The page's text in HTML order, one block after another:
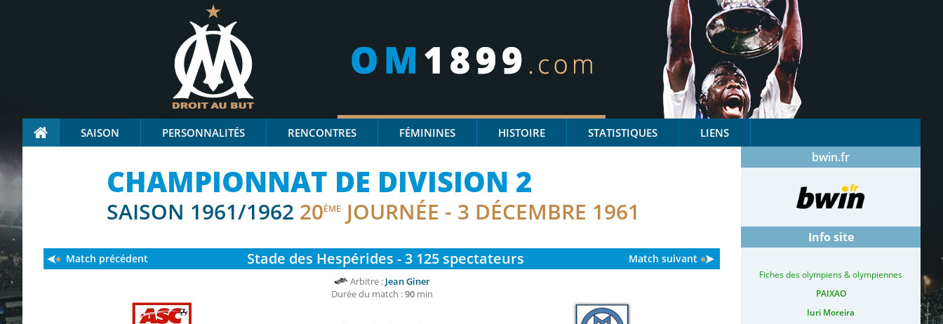
SAISON PERSONNALITÉS RENCONTRES FÉMININES HISTOIRE STATISTIQUES LIENS
CHAMPIONNAT DE DIVISION 2
SAISON 1961/1962 20ÈME JOURNÉE - 3 DÉCEMBRE 1961
Stade des Hespérides - 3 125 spectateurs
Match précédent Match suivant
Arbitre : Jean Giner
Durée du match :90min
bwin.fr
Info site
Fiches des olympiens & olympiennes
PAIXAO
Iuri Moreira